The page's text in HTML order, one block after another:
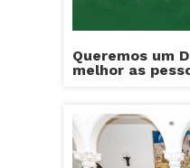
Queremos um
melhor as